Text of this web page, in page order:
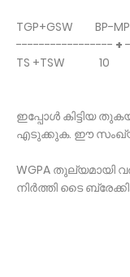
TGP+GSW BP-MP
----------------- +
TS +TSW 10
ഇപ്പോൾ കിട്ടിയ
എടുക്കുക. ഈ
WGPA തുല്യമായി
നിർത്തി ടൈ